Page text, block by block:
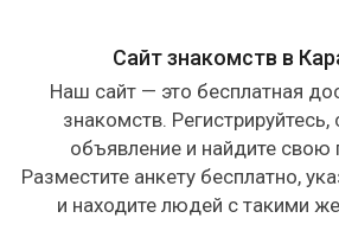
Сайт знакомств в
Наш сайт — это бесплатная
знакомств.
объявление и найдите свою
Разместите анкету бесплатно,
и находите людей с такими